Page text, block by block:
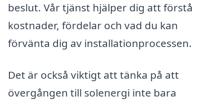
beslut. Vår tjänst hjälper dig att förstå
kostnader, fördelar och vad du kan
förvänta dig av installationprocessen.
Det är också viktigt att tänka på att
övergången till solenergi inte bara